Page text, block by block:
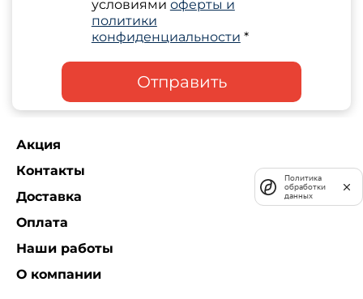
условиями оферты и
политики
конфиденциальности *
Отправить
Акция
Контакты
Доставка
Оплата
Наши работы
О компании
Политика
обработки
данных